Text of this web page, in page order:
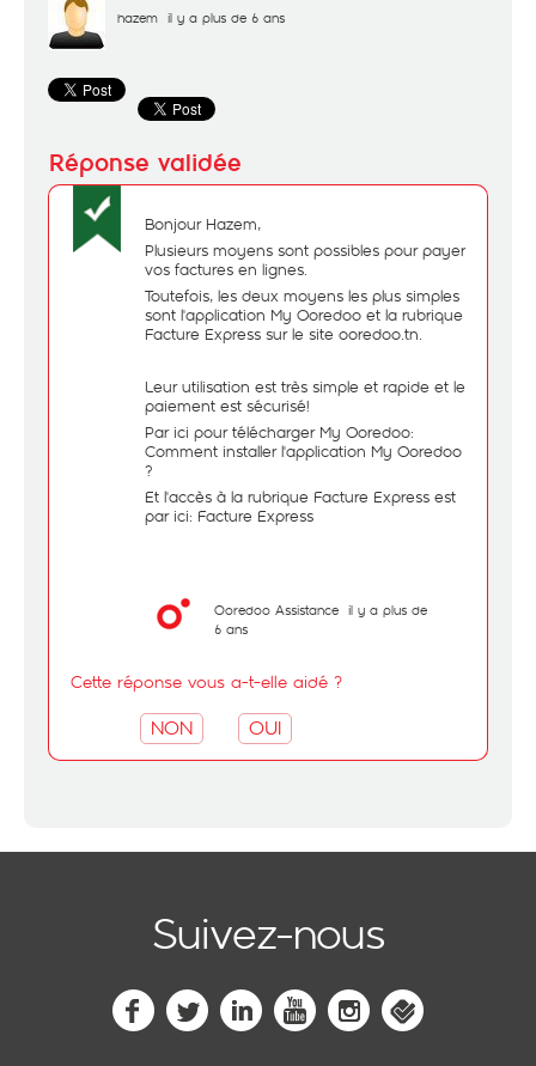
hazem il y a plus de 6 ans
Bonjour Hazem,
Plusieurs moyens sont possibles pour payer
vos factures en lignes.
Toutefois, les deux moyens les plus simples
sont l'application My Ooredoo et la rubrique
Facture Express sur le site ooredoo.tn.
Leur utilisation est très simple et rapide et le
paiement est sécurisé!
Par ici pour télécharger My Ooredoo:
Comment installer l'application My Ooredoo
?
Et l'accès à la rubrique Facture Express est
par ici: Facture Express
Ooredoo Assistance il y a plus de
6 ans
Cette réponse vous a-t-elle aidé ?
NON OUI
Suivez-nous